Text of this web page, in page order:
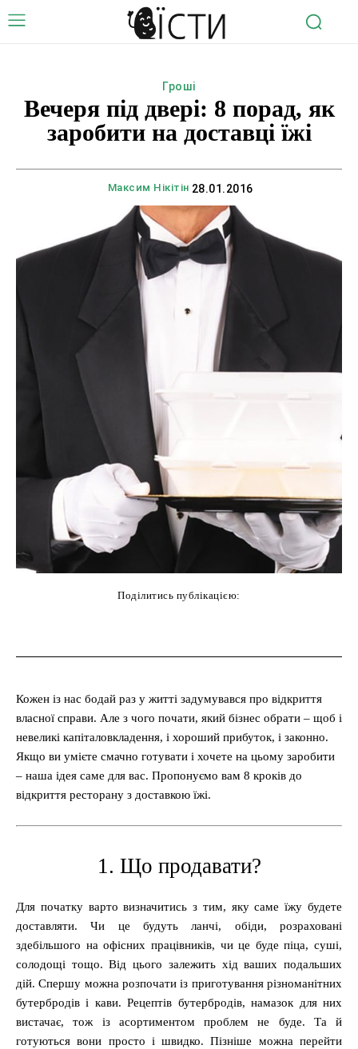
Гроші
Вечеря під двері: 8 порад, як
заробити на доставці їжі
Максим Нікітін 28.01.2016
Поділитись публікацією:
Кожен із нас бодай раз у житті задумувався про відкриття
власної справи. Але з чого почати, який бізнес обрати – щоб і
невеликі капіталовкладення, і хороший прибуток, і законно.
Якщо ви умієте смачно готувати і хочете на цьому заробити
– наша ідея саме для вас. Пропонуємо вам 8 кроків до
відкриття ресторану з доставкою їжі.
1. Що продавати?
Для початку варто визначитись з тим, яку саме їжу будете
доставляти. Чи це будуть ланчі, обіди, розраховані
здебільшого на офісних працівників, чи це буде піца, суші,
солодощі тощо. Від цього залежить хід ваших подальших
дій. Спершу можна розпочати із приготування різноманітних
бутербродів і кави. Рецептів бутербродів, намазок для них
вистачає, тож із асортиментом проблем не буде. Та й
готуються вони просто і швидко. Пізніше можна перейти